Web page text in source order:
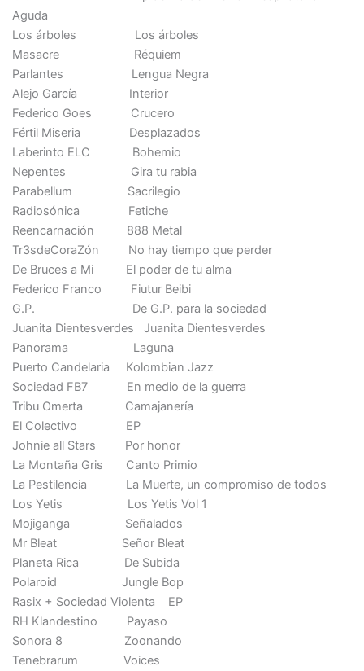
Aguda
Los árboles Los árboles
Masacre Réquiem
Parlantes Lengua Negra
Alejo García Interior
Federico Goes Crucero
Fértil Miseria Desplazados
Laberinto ELC Bohemio
Nepentes Gira tu rabia
Parabellum Sacrilegio
Radiosónica Fetiche
Reencarnación 888 Metal
Tr3sdeCoraZón No hay tiempo que perder
De Bruces a Mi El poder de tu alma
Federico Franco Fiutur Beibi
G.P. De G.P. para la sociedad
Juanita Dientesverdes Juanita Dientesverdes
Panorama Laguna
Puerto Candelaria Kolombian Jazz
Sociedad FB7 En medio de la guerra
Tribu Omerta Camajanería
El Colectivo EP
Johnie all Stars Por honor
La Montaña Gris Canto Primio
La Pestilencia La Muerte, un compromiso de todos
Los Yetis Los Yetis Vol 1
Mojiganga Señalados
Mr Bleat Señor Bleat
Planeta Rica De Subida
Polaroid Jungle Bop
Rasix + Sociedad Violenta EP
RH Klandestino Payaso
Sonora 8 Zoonando
Tenebrarum Voices